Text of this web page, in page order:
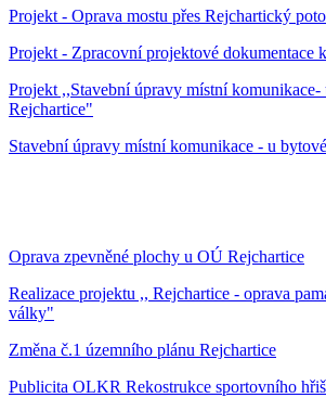
Projekt - Oprava mostu přes Rejchartický
Projekt - Zpracovní projektové dokumentace
Projekt ,,Stavební úpravy místní komunikace-
Rejchartice"
Stavební úpravy místní komunikace - u
Oprava zpevněné plochy u OÚ Rejchartice
Realizace projektu ,, Rejchartice - oprava
války"
Změna č.1 územního plánu Rejchartice
Publicita OLKR Rekostrukce sportovního